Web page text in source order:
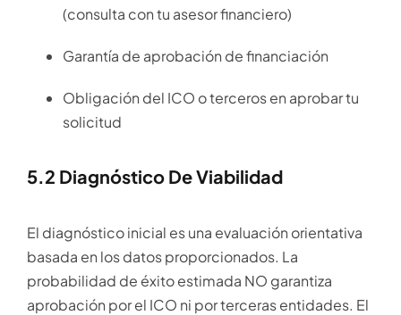
(consulta con tu asesor financiero)
Garantía de aprobación de financiación
Obligación del ICO o terceros en aprobar tu
solicitud
5.2 Diagnóstico De Viabilidad
El diagnóstico inicial es una evaluación orientativa
basada en los datos proporcionados. La
probabilidad de éxito estimada NO garantiza
aprobación por el ICO ni por terceras entidades. El